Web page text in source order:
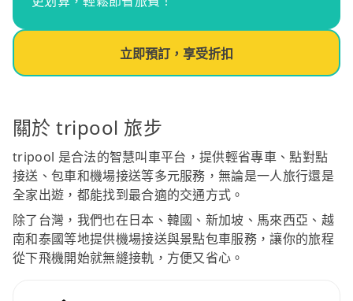
立即預訂，享受折扣
關於 tripool 旅步
tripool 是合法的智慧叫車平台，提供輕省專車、點對點
接送、包車和機場接送等多元服務，無論是一人旅行還是
全家出遊，都能找到最合適的交通方式。
除了台灣，我們也在日本、韓國、新加坡、馬來西亞、越
南和泰國等地提供機場接送與景點包車服務，讓你的旅程
從下飛機開始就無縫接軌，方便又省心。